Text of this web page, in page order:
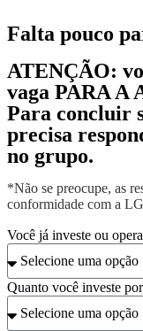
Falta pouco
ATENÇÃO:
vaga PARA A
Para concluir
precisa
no grupo.
*Não se preocupe, as
conformidade com a
Você já investe ou
Quanto você investe